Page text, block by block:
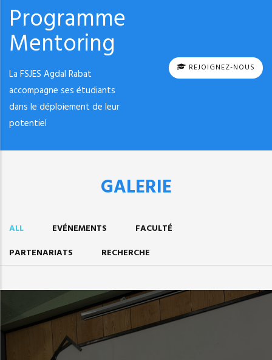
Programme
Mentoring
La FSJES Agdal Rabat
accompagne ses étudiants
dans le déploiement de leur
potentiel
REJOIGNEZ-NOUS
GALERIE
ALL EVÉNEMENTS
FACULTÉ
PARTENARIATS
RECHERCHE